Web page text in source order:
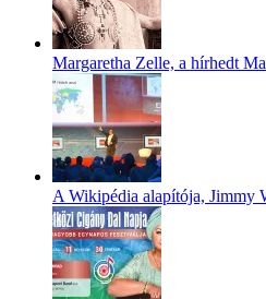
Margaretha Zelle, a hírhedt
A Wikipédia alapítója, Jimmy